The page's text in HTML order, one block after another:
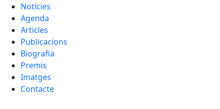
Notícies
Agenda
Articles
Publicacions
Biografia
Premis
Imatges
Contacte